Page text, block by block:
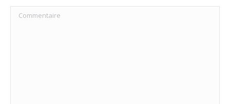
Commentaire